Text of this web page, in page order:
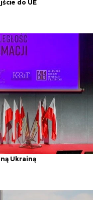
do UE
Ukrainą